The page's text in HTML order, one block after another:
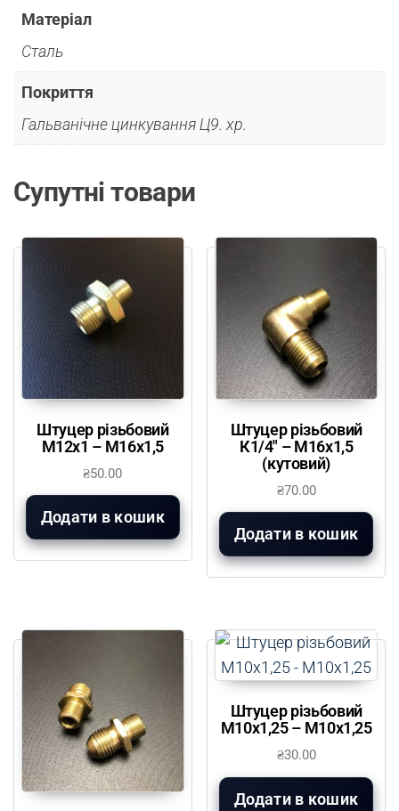
Матеріал
Сталь
Покриття
Гальванічне цинкування Ц9. хр.
Супутні товари
Штуцер різьбовий
М12х1 – М16х1,5
₴50.00
Додати в кошик
Штуцер різьбовий
К1/4″ – М16х1,5
(кутовий)
₴70.00
Додати в кошик
Штуцер різьбовий
М10х1,25 – М10х1,25
₴30.00
Додати в кошик